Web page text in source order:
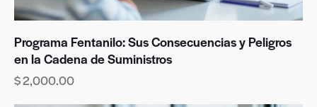
Programa Fentanilo: Sus Consecuencias y Peligros
en la Cadena de Suministros
$2,000.00